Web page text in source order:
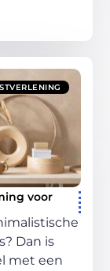
voor
Dan is
met een